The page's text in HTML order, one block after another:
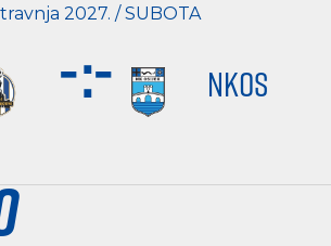
travnja 2027. / SUBOTA
-:- NKOS